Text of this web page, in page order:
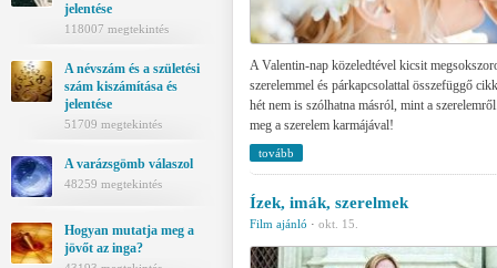
jelentése
118007 megtekintés
A névszám és a születési
szám kiszámítása és
jelentése
51709 megtekintés
A varázsgömb válaszol
48259 megtekintés
Hogyan mutatja meg a
jövőt az inga?
A Valentin-nap közeledtével kicsit
szerelemmel és párkapcsolattal összefüggő
hét nem is szólhatna másról, mint a
meg a szerelem karmájával!
tovább
Ízek, imák, szerelmek
Film ajánló · okt. 15.